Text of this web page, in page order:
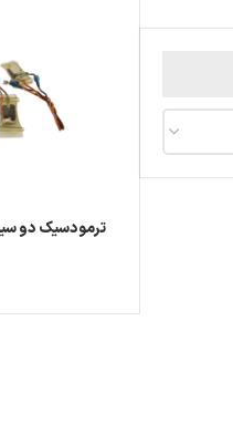
ترمودسیک دو